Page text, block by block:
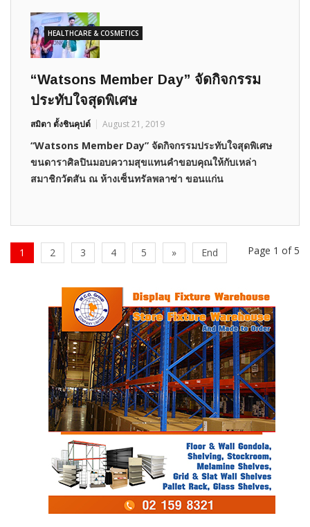
HEALTHCARE & COSMETICS
“Watsons Member Day” จัดกิจกรรม
ประทับใจสุดพิเศษ
สมิตา ตั้งชินคุปต์ August 21, 2019
“Watsons Member Day” จัดกิจกรรมประทับใจสุดพิเศษ
ขนดาราศิลปินมอบความสุขแทนคำขอบคุณให้กับเหล่า
สมาชิกวัตสัน ณ ห้างเซ็นทรัลพลาซ่า ขอนแก่น
1 2 3 4 5 » End Page 1 of 5